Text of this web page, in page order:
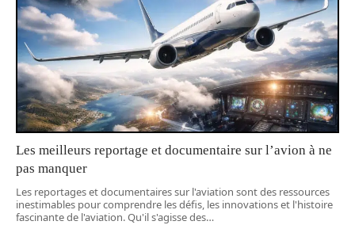
Les meilleurs reportage et documentaire sur l’avion à ne
pas manquer
Les reportages et documentaires sur l'aviation sont des ressources
inestimables pour comprendre les défis, les innovations et l'histoire
fascinante de l'aviation. Qu'il s'agisse des…